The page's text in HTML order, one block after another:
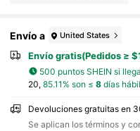
Envío a United States
Envío gratis(Pedidos ≥
500 puntos SHEIN si
20, 85.11% son ≤ 8días
Devoluciones gratuitas en
Se aplican los términos y